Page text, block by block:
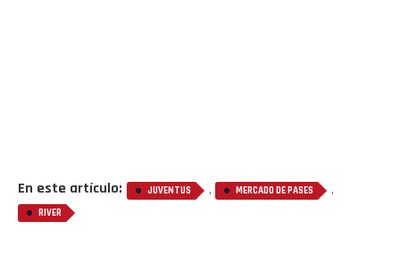
En este artículo: JUVENTUS , MERCADO DE PASES ,
RIVER